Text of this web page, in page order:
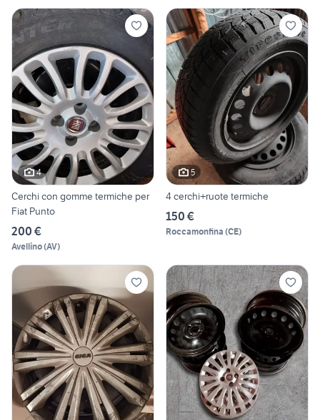
4
Cerchi con gomme termiche per
Fiat Punto
200 €
Avellino(AV)
5
4 cerchi+ruote termiche
150 €
Roccamonfina (CE)